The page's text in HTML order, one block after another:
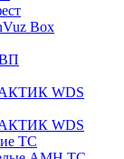
Box
ВП
WDS
WDS
ТС